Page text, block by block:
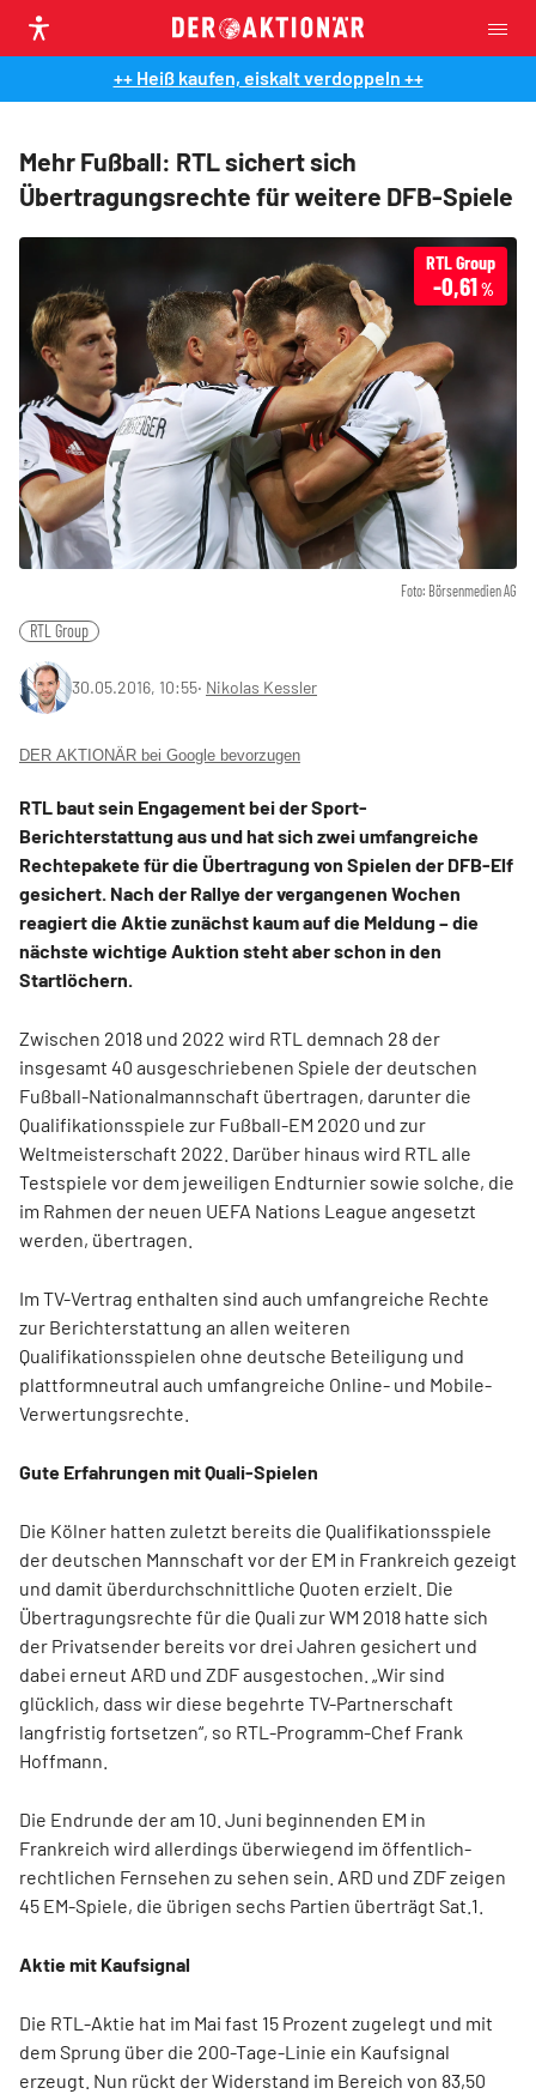
++ Heiß kaufen, eiskalt verdoppeln ++
Mehr Fußball: RTL sichert sich
Übertragungsrechte für weitere DFB-Spiele
Foto: Börsenmedien AG
RTL Group
-0,61 %
RTL Group
30.05.2016, 10:55‧ Nikolas Kessler
DER AKTIONÄR bei Google bevorzugen
RTL baut sein Engagement bei der Sport-
Berichterstattung aus und hat sich zwei umfangreiche
Rechtepakete für die Übertragung von Spielen der DFB-Elf
gesichert. Nach der Rallye der vergangenen Wochen
reagiert die Aktie zunächst kaum auf die Meldung – die
nächste wichtige Auktion steht aber schon in den
Startlöchern.
Zwischen 2018 und 2022 wird RTL demnach 28 der
insgesamt 40 ausgeschriebenen Spiele der deutschen
Fußball-Nationalmannschaft übertragen, darunter die
Qualifikationsspiele zur Fußball-EM 2020 und zur
Weltmeisterschaft 2022. Darüber hinaus wird RTL alle
Testspiele vor dem jeweiligen Endturnier sowie solche, die
im Rahmen der neuen UEFA Nations League angesetzt
werden, übertragen.
Im TV-Vertrag enthalten sind auch umfangreiche Rechte
zur Berichterstattung an allen weiteren
Qualifikationsspielen ohne deutsche Beteiligung und
plattformneutral auch umfangreiche Online- und Mobile-
Verwertungsrechte.
Gute Erfahrungen mit Quali-Spielen
Die Kölner hatten zuletzt bereits die Qualifikationsspiele
der deutschen Mannschaft vor der EM in Frankreich gezeigt
und damit überdurchschnittliche Quoten erzielt. Die
Übertragungsrechte für die Quali zur WM 2018 hatte sich
der Privatsender bereits vor drei Jahren gesichert und
dabei erneut ARD und ZDF ausgestochen. „Wir sind
glücklich, dass wir diese begehrte TV-Partnerschaft
langfristig fortsetzen“, so RTL-Programm-Chef Frank
Hoffmann.
Die Endrunde der am 10. Juni beginnenden EM in
Frankreich wird allerdings überwiegend im öffentlich-
rechtlichen Fernsehen zu sehen sein. ARD und ZDF zeigen
45 EM-Spiele, die übrigen sechs Partien überträgt Sat.1.
Aktie mit Kaufsignal
Die RTL-Aktie hat im Mai fast 15 Prozent zugelegt und mit
dem Sprung über die 200-Tage-Linie ein Kaufsignal
erzeugt. Nun rückt der Widerstand im Bereich von 83,50